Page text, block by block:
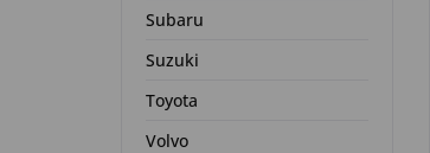
Subaru
Suzuki
Toyota
Volvo